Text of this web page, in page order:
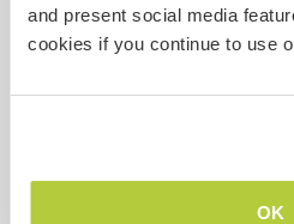
and present social media
cookies if you continue to use
OK
Acesso à internet
Temos mascotes